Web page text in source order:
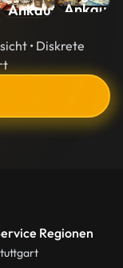
Ankauf Ankauf
• Diskrete
Regionen